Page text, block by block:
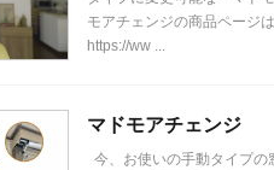
モアチェンジの商品ページ
https://ww ...
マドモアチェンジ
今、お使いの手動タイプの